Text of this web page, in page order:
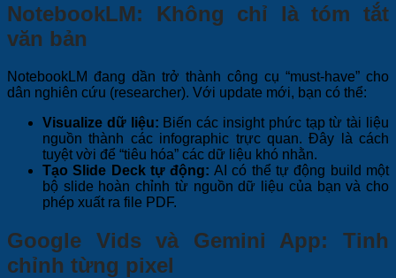
NotebookLM: Không chỉ là tóm tắt
văn bản
NotebookLM đang dần trở thành công cụ “must-have” cho
dân nghiên cứu (researcher). Với update mới, bạn có thể:
Visualize dữ liệu: Biến các insight phức tạp từ tài liệu
nguồn thành các infographic trực quan. Đây là cách
tuyệt vời để “tiêu hóa” các dữ liệu khó nhằn.
Tạo Slide Deck tự động: AI có thể tự động build một
bộ slide hoàn chỉnh từ nguồn dữ liệu của bạn và cho
phép xuất ra file PDF.
Google Vids và Gemini App: Tinh
chỉnh từng pixel